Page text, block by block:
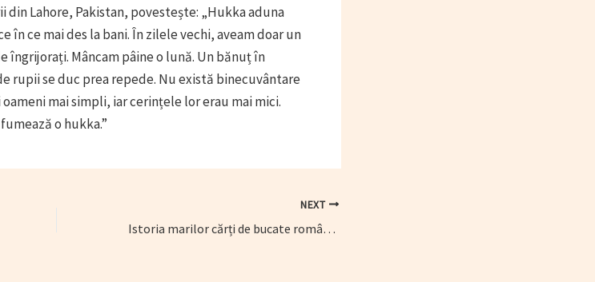
Lahore, Pakistan, povestește: „Hukka aduna
în ce mai des la bani. În zilele vechi, aveam doar un
îngrijorați. Mâncam pâine o lună. Un bănuț în
rupii se duc prea repede. Nu există binecuvântare
mai simpli, iar cerințele lor erau mai mici.
o hukka.”
NEXT
Istoria marilor cărți de bucate românești. Ctitorii gastronomiei moderne. Păstorel. Epistola a cincea